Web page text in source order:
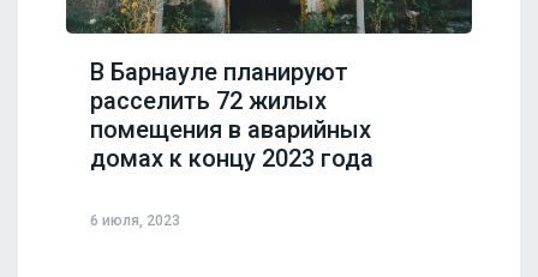
В Барнауле планируют
расселить 72 жилых
помещения в аварийных
домах к концу 2023 года
6 июля, 2023